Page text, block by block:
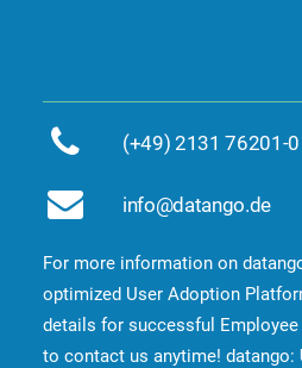
(+49) 2131 76201-0
info@datango.de
For more information on
optimized User Adoption
details for successful
to contact us anytime! datango: